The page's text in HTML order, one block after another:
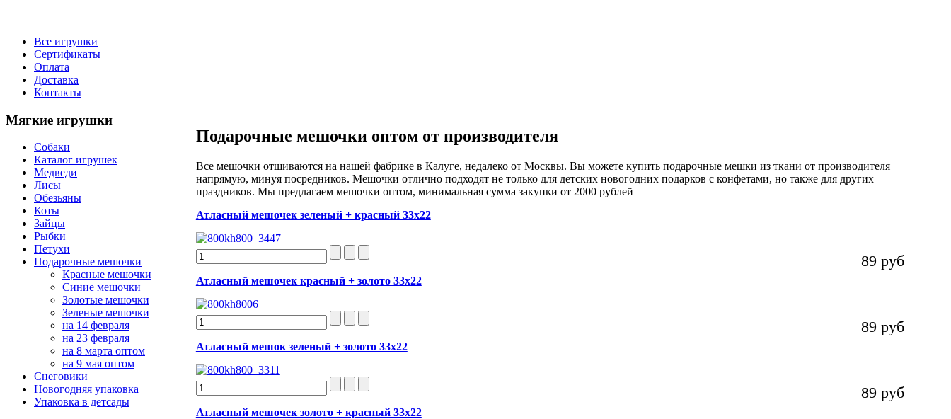
Все игрушки
Сертификаты
Оплата
Доставка
Контакты
Подарочные мешочки оптом от производителя
Все мешочки отшиваются на нашей фабрике в Калуге, недалеко от Москвы. Вы можете купить подарочные мешки из ткани от производителя
напрямую, минуя посредников. Мешочки отлично подходят не только для детских новогодних подарков с конфетами, но также для других
праздников. Мы предлагаем мешочки оптом, минимальная сумма закупки от 2000 рублей
Атласный мешочек зеленый + красный 33х22
89 руб
Атласный мешочек красный + золото 33х22
89 руб
Атласный мешок зеленый + золото 33х22
89 руб
Атласный мешочек золото + красный 33х22
Мягкие игрушки
Собаки
Каталог игрушек
Медведи
Лисы
Обезьяны
Коты
Зайцы
Рыбки
Петухи
Подарочные мешочки
Красные мешочки
Синие мешочки
Золотые мешочки
Зеленые мешочки
на 14 февраля
на 23 февраля
на 8 марта оптом
на 9 мая оптом
Снеговики
Новогодняя упаковка
Упаковка в детсады